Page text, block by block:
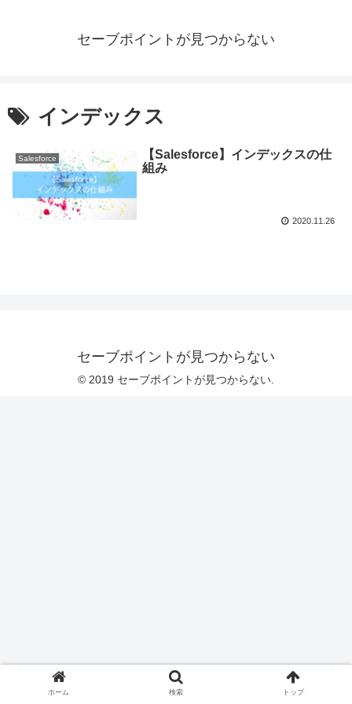
セーブポイントが見つからない
インデックス
Salesforce
【Salesforce】インデックスの仕
組み
2020.11.26
セーブポイントが見つからない
© 2019 セーブポイントが見つからない.
ホーム 検索 トップ